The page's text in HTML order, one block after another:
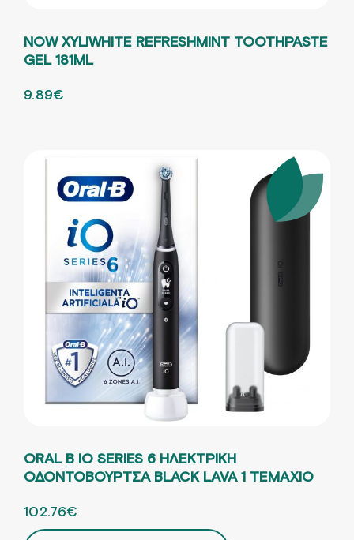
NOW XYLIWHITE REFRESHMINT TOOTHPASTE
GEL 181ML
ORIGINAL PRICE WAS: 13.19€.
9.89€
ORAL B IO SERIES 6 ΗΛΕΚΤΡΙΚΗ
ΟΔΟΝΤΟΒΟΥΡΤΣΑ ΒLACK LAVA 1 ΤΕΜΑΧΙΟ
ORIGINAL PRICE WAS: 228.35€.
102.76€